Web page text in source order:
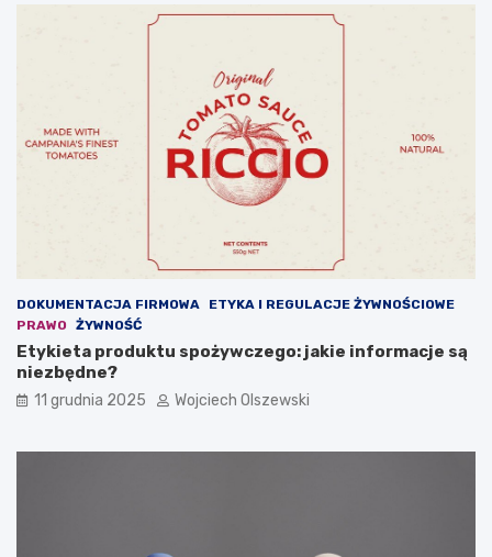
o
DOKUMENTACJA FIRMOWA
ETYKA I REGULACJE ŻYWNOŚCIOWE
PRAWO
ŻYWNOŚĆ
Etykieta produktu spożywczego: jakie informacje są
niezbędne?
11 grudnia 2025 Wojciech Olszewski